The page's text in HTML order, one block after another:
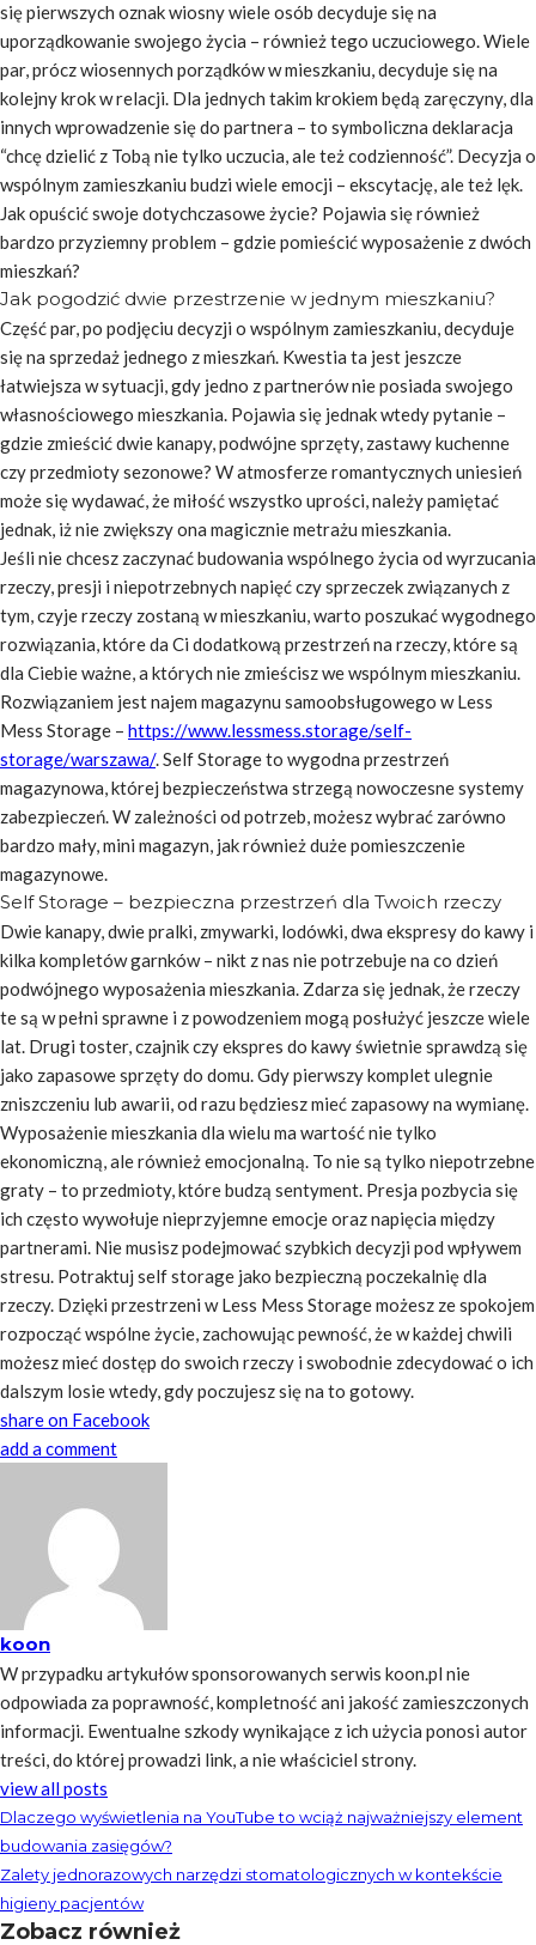
się pierwszych oznak wiosny wiele osób decyduje się na
uporządkowanie swojego życia – również tego uczuciowego. Wiele
par, prócz wiosennych porządków w mieszkaniu, decyduje się na
kolejny krok w relacji. Dla jednych takim krokiem będą zaręczyny, dla
innych wprowadzenie się do partnera – to symboliczna deklaracja
“chcę dzielić z Tobą nie tylko uczucia, ale też codzienność”. Decyzja o
wspólnym zamieszkaniu budzi wiele emocji – ekscytację, ale też lęk.
Jak opuścić swoje dotychczasowe życie? Pojawia się również
bardzo przyziemny problem – gdzie pomieścić wyposażenie z dwóch
mieszkań?
Jak pogodzić dwie przestrzenie w jednym mieszkaniu?
Część par, po podjęciu decyzji o wspólnym zamieszkaniu, decyduje
się na sprzedaż jednego z mieszkań. Kwestia ta jest jeszcze
łatwiejsza w sytuacji, gdy jedno z partnerów nie posiada swojego
własnościowego mieszkania. Pojawia się jednak wtedy pytanie –
gdzie zmieścić dwie kanapy, podwójne sprzęty, zastawy kuchenne
czy przedmioty sezonowe? W atmosferze romantycznych uniesień
może się wydawać, że miłość wszystko uprości, należy pamiętać
jednak, iż nie zwiększy ona magicznie metrażu mieszkania.
Jeśli nie chcesz zaczynać budowania wspólnego życia od wyrzucania
rzeczy, presji i niepotrzebnych napięć czy sprzeczek związanych z
tym, czyje rzeczy zostaną w mieszkaniu, warto poszukać wygodnego
rozwiązania, które da Ci dodatkową przestrzeń na rzeczy, które są
dla Ciebie ważne, a których nie zmieścisz we wspólnym mieszkaniu.
Rozwiązaniem jest najem magazynu samoobsługowego w Less
Mess Storage – https://www.lessmess.storage/self-
storage/warszawa/. Self Storage to wygodna przestrzeń
magazynowa, której bezpieczeństwa strzegą nowoczesne systemy
zabezpieczeń. W zależności od potrzeb, możesz wybrać zarówno
bardzo mały, mini magazyn, jak również duże pomieszczenie
magazynowe.
Self Storage – bezpieczna przestrzeń dla Twoich rzeczy
Dwie kanapy, dwie pralki, zmywarki, lodówki, dwa ekspresy do kawy i
kilka kompletów garnków – nikt z nas nie potrzebuje na co dzień
podwójnego wyposażenia mieszkania. Zdarza się jednak, że rzeczy
te są w pełni sprawne i z powodzeniem mogą posłużyć jeszcze wiele
lat. Drugi toster, czajnik czy ekspres do kawy świetnie sprawdzą się
jako zapasowe sprzęty do domu. Gdy pierwszy komplet ulegnie
zniszczeniu lub awarii, od razu będziesz mieć zapasowy na wymianę.
Wyposażenie mieszkania dla wielu ma wartość nie tylko
ekonomiczną, ale również emocjonalną. To nie są tylko niepotrzebne
graty – to przedmioty, które budzą sentyment. Presja pozbycia się
ich często wywołuje nieprzyjemne emocje oraz napięcia między
partnerami. Nie musisz podejmować szybkich decyzji pod wpływem
stresu. Potraktuj self storage jako bezpieczną poczekalnię dla
rzeczy. Dzięki przestrzeni w Less Mess Storage możesz ze spokojem
rozpocząć wspólne życie, zachowując pewność, że w każdej chwili
możesz mieć dostęp do swoich rzeczy i swobodnie zdecydować o ich
dalszym losie wtedy, gdy poczujesz się na to gotowy.
share on Facebook
add a comment
koon
W przypadku artykułów sponsorowanych serwis koon.pl nie
odpowiada za poprawność, kompletność ani jakość zamieszczonych
informacji. Ewentualne szkody wynikające z ich użycia ponosi autor
treści, do której prowadzi link, a nie właściciel strony.
view all posts
Dlaczego wyświetlenia na YouTube to wciąż najważniejszy element
budowania zasięgów?
Zalety jednorazowych narzędzi stomatologicznych w kontekście
higieny pacjentów
Zobacz również